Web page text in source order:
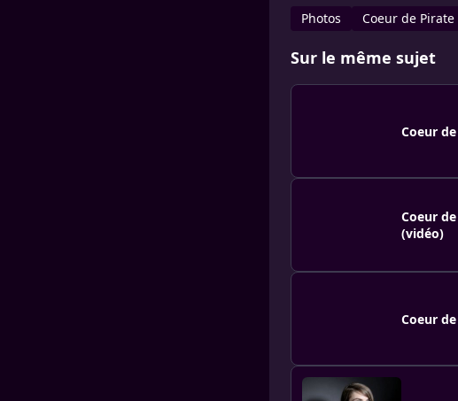
Photos
Coeur de Pirate
Sur le même sujet
Coeur
Coeur
(vidéo)
Coeur